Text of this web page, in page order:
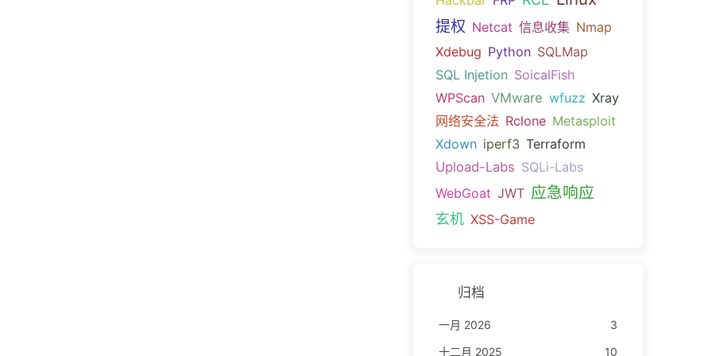
提权 Netcat 信息收集 Nmap
Xdebug Python SQLMap
SQL Injetion SoicalFish
WPScan VMware wfuzz Xray
网络安全法 Rclone Metasploit
Xdown iperf3 Terraform
Upload-Labs SQLi-Labs
WebGoat JWT 应急响应
玄机 XSS-Game
归档
一月 2026
3
十二月 2025
10